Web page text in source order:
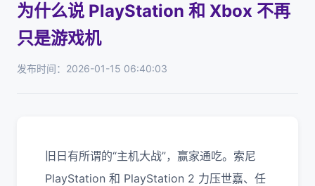
为什么说 PlayStation 和 Xbox 不再
只是游戏机
发布时间：2026-01-15 06:40:03
旧日有所谓的“主机大战”，赢家通吃。索尼
PlayStation 和 PlayStation 2 力压世嘉、任